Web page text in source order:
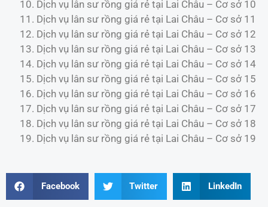
Dịch vụ lân sư rồng giá rẻ tại Lai Châu – Cơ sở 10
Dịch vụ lân sư rồng giá rẻ tại Lai Châu – Cơ sở 11
Dịch vụ lân sư rồng giá rẻ tại Lai Châu – Cơ sở 12
Dịch vụ lân sư rồng giá rẻ tại Lai Châu – Cơ sở 13
Dịch vụ lân sư rồng giá rẻ tại Lai Châu – Cơ sở 14
Dịch vụ lân sư rồng giá rẻ tại Lai Châu – Cơ sở 15
Dịch vụ lân sư rồng giá rẻ tại Lai Châu – Cơ sở 16
Dịch vụ lân sư rồng giá rẻ tại Lai Châu – Cơ sở 17
Dịch vụ lân sư rồng giá rẻ tại Lai Châu – Cơ sở 18
Dịch vụ lân sư rồng giá rẻ tại Lai Châu – Cơ sở 19
Facebook Twitter LinkedIn